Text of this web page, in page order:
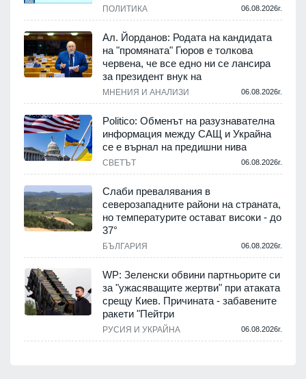
ПОЛИТИКА 06.08.2026г.
Ал. Йорданов: Родата на кандидата
на "промяната" Гюров е толкова
червена, че все едно ни се лансира
за президент внук на
МНЕНИЯ И АНАЛИЗИ 06.08.2026г.
Politico: Обменът на разузнавателна
информация между САЩ и Украйна
се е върнал на предишни нива
СВЕТЪТ 06.08.2026г.
Слаби превалявания в
северозападните райони на страната,
но температурите остават високи - до
37°
БЪЛГАРИЯ 06.08.2026г.
WP: Зеленски обвини партньорите си
за "ужасяващите жертви" при атаката
срещу Киев. Причината - забавените
ракети "Пейтри
РУСИЯ И УКРАЙНА 06.08.2026г.